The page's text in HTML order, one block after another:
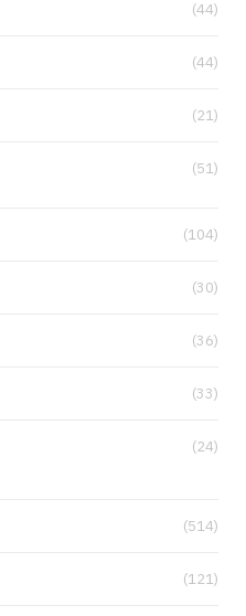
(44)
(44)
(21)
(51)
(104)
(30)
(36)
(33)
(24)
(514)
(121)